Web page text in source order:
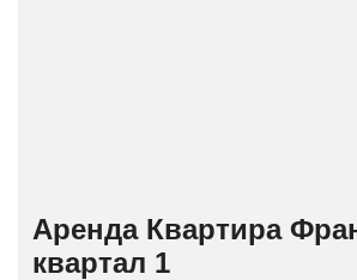
Аренда Квартира
квартал 1